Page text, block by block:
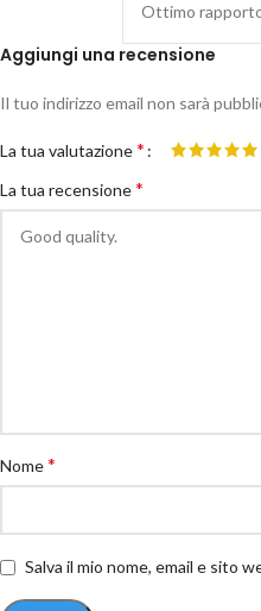
Ottimo
Aggiungi una recensione
Il tuo indirizzo email non sarà
La tua valutazione*
La tua recensione*
Nome*
Salva il mio nome, email e sito